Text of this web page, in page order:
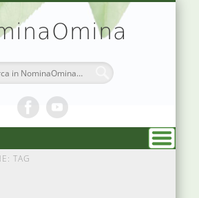
HOME
CHI SONO
MEDICINA CINESE
SIMBOLOGIA
ATLANTE PUNTI
TEORIA & APPUNTI
DR. AGO
PRENOTAZIONI
TAG